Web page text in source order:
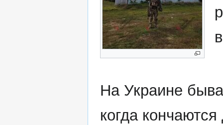
На Украине
когда кончаются